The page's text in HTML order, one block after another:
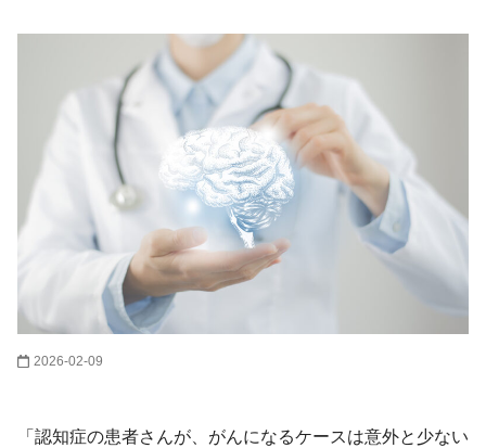
2026-02-09
「認知症の患者さんが、がんになるケースは意外と少ない